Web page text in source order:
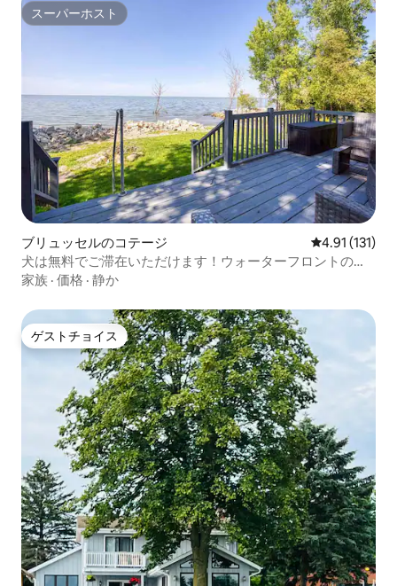
スーパーホスト
スーパーホスト
ブリュッセルのコテージ レビュー131
4.91 (131)
犬は無料でご滞在いただけます！ウォーターフロントのド
ア郡コテージ
家族 · 価格 · 静か
ゲストチョイス
ゲストチョイス